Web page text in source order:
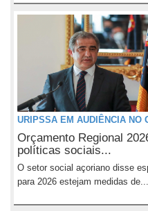
URIPSSA EM AUDIÊNCIA NO
Orçamento Regional
políticas sociais...
O setor social açoriano disse
para 2026 estejam medidas de...